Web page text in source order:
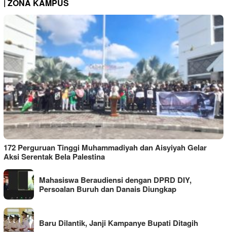
| ZONA KAMPUS
172 Perguruan Tinggi Muhammadiyah dan Aisyiyah Gelar
Aksi Serentak Bela Palestina
Mahasiswa Beraudiensi dengan DPRD DIY,
Persoalan Buruh dan Danais Diungkap
Baru Dilantik, Janji Kampanye Bupati Ditagih